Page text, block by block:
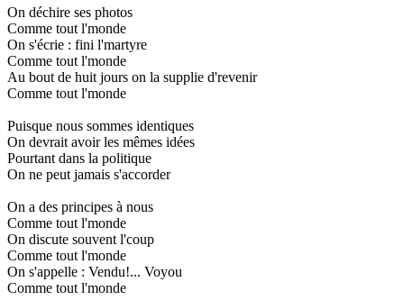
On déchire ses photos
Comme tout l'monde
On s'écrie : fini l'martyre
Comme tout l'monde
Au bout de huit jours on la supplie d'revenir
Comme tout l'monde
Puisque nous sommes identiques
On devrait avoir les mêmes idées
Pourtant dans la politique
On ne peut jamais s'accorder
On a des principes à nous
Comme tout l'monde
On discute souvent l'coup
Comme tout l'monde
On s'appelle : Vendu!... Voyou
Comme tout l'monde